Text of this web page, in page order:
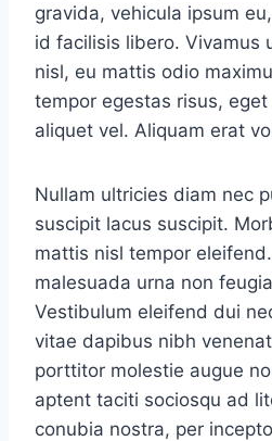
gravida, vehicula ipsum
id facilisis libero. Vivamus
nisl, eu mattis odio
tempor egestas risus,
aliquet vel. Aliquam erat
Nullam ultricies diam nec
suscipit lacus suscipit.
mattis nisl tempor
malesuada urna non
Vestibulum eleifend dui
vitae dapibus nibh
porttitor molestie augue
aptent taciti sociosqu ad
conubia nostra, per